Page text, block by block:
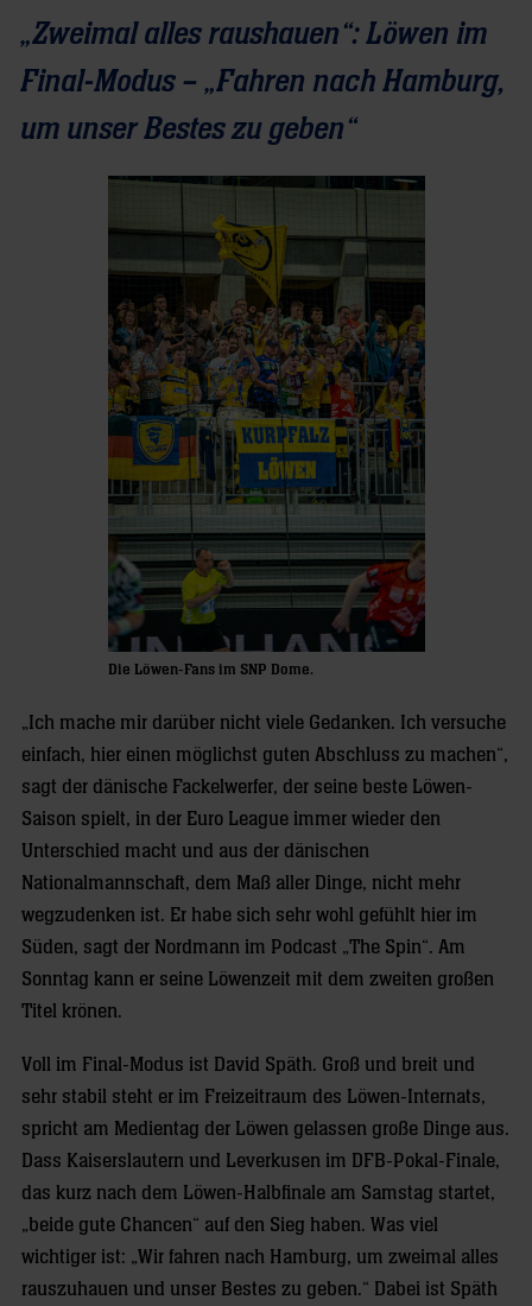
„Zweimal alles raushauen“: Löwen im
Final-Modus – „Fahren nach Hamburg,
um unser Bestes zu geben“
Die Löwen-Fans im SNP Dome.
„Ich mache mir darüber nicht viele Gedanken. Ich versuche
einfach, hier einen möglichst guten Abschluss zu machen“,
sagt der dänische Fackelwerfer, der seine beste Löwen-
Saison spielt, in der Euro League immer wieder den
Unterschied macht und aus der dänischen
Nationalmannschaft, dem Maß aller Dinge, nicht mehr
wegzudenken ist. Er habe sich sehr wohl gefühlt hier im
Süden, sagt der Nordmann im Podcast „The Spin“. Am
Sonntag kann er seine Löwenzeit mit dem zweiten großen
Titel krönen.
Voll im Final-Modus ist David Späth. Groß und breit und
sehr stabil steht er im Freizeitraum des Löwen-Internats,
spricht am Medientag der Löwen gelassen große Dinge aus.
Dass Kaiserslautern und Leverkusen im DFB-Pokal-Finale,
das kurz nach dem Löwen-Halbfinale am Samstag startet,
„beide gute Chancen“ auf den Sieg haben. Was viel
wichtiger ist: „Wir fahren nach Hamburg, um zweimal alles
rauszuhauen und unser Bestes zu geben.“ Dabei ist Späth